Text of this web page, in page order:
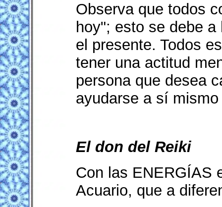
Observa que todos
hoy"; esto se debe
el presente. Todos
tener una actitud
persona que desea
ayudarse a sí
El don del Reiki
Con las ENERGÍAS
Acuario, que a